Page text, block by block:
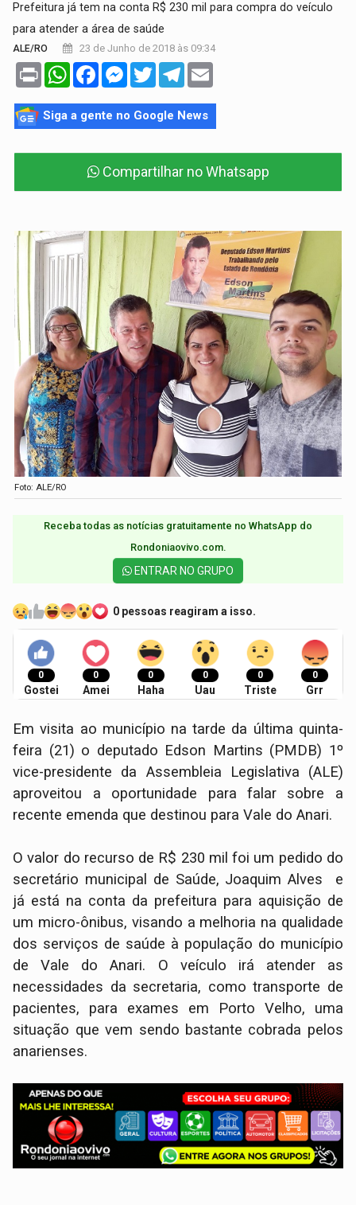
Prefeitura já tem na conta R$ 230 mil para compra do veículo
para atender a área de saúde
ALE/RO 23 de Junho de 2018 às 09:34
Print WhatsAppFacebookMessenger
TwitterTelegram
Siga a gente no Google News
Compartilhar no Whatsapp
Foto: ALE/RO
Receba todas as notícias gratuitamente no WhatsApp do
Rondoniaovivo.com.​
ENTRAR NO GRUPO
0 pessoas reagiram a isso.
0
Gostei
0
Amei
0
Haha
0
Uau
0
Triste
0
Grr
Em visita ao município na tarde da última quinta-
feira (21) o deputado Edson Martins (PMDB) 1º
vice-presidente da Assembleia Legislativa (ALE)
aproveitou a oportunidade para falar sobre a
recente emenda que destinou para Vale do Anari.
O valor do recurso de R$ 230 mil foi um pedido do
secretário municipal de Saúde, Joaquim Alves e
já está na conta da prefeitura para aquisição de
um micro-ônibus, visando a melhoria na qualidade
dos serviços de saúde à população do município
de Vale do Anari. O veículo irá atender as
necessidades da secretaria, como transporte de
pacientes, para exames em Porto Velho, uma
situação que vem sendo bastante cobrada pelos
anarienses.